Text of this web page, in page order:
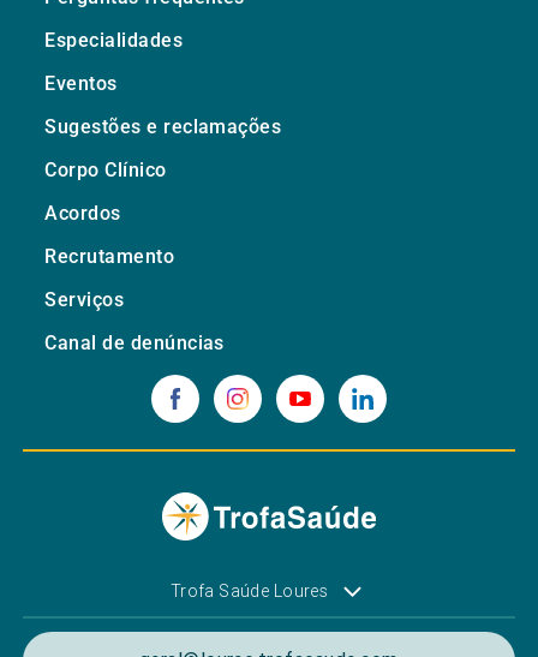
Especialidades
Eventos
Sugestões e reclamações
Corpo Clínico
Acordos
Recrutamento
Serviços
Canal de denúncias
Trofa Saúde Loures